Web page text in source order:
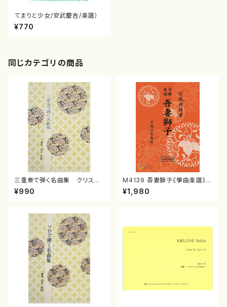
てまりと少女/安武慶吉/楽譜）
¥770
同じカテゴリの商品
三重奏で弾く名曲集 クリスマ
スメドレー( 箏2/大平光美 編
曲/楽譜）
¥990
M4139 吾妻獅子《箏曲楽譜》
（箏/宮城道雄著・宮城宗家監修/
箏曲古典楽譜）
¥1,980